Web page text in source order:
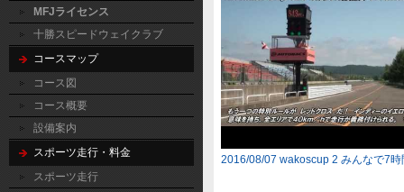
MFJライセンス
十勝スピードウェイクラブ
コースマップ
コース図
コース概要
設備案内
スポーツ走行・料金
スポーツ走行
2016/08/07 wakoscup 2 みんなで7時